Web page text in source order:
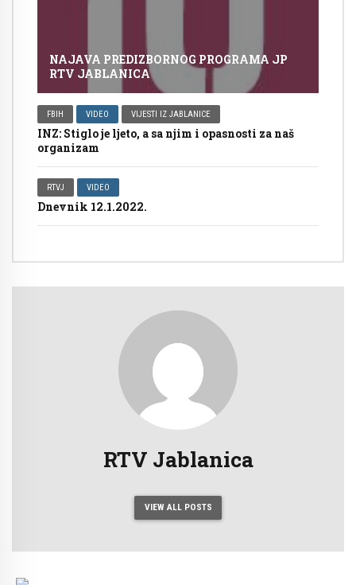
NAJAVA PREDIZBORNOG PROGRAMA JP
RTV JABLANICA
FBIH VIDEO VIJESTI IZ JABLANICE
INZ: Stiglo je ljeto, a sa njim i opasnosti za naš
organizam
RTVJ VIDEO
Dnevnik 12.1.2022.
RTV Jablanica
VIEW ALL POSTS